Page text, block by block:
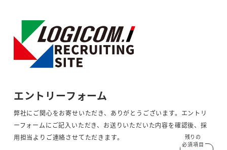
エントリーフォーム
弊社にご関心をお寄せいただき、ありがとうございます。 エントリ
ーフォームにご記入いただき、お送りいただいた内容を確認後、採
用担当よりご連絡させてただきます。
残りの
必須項目